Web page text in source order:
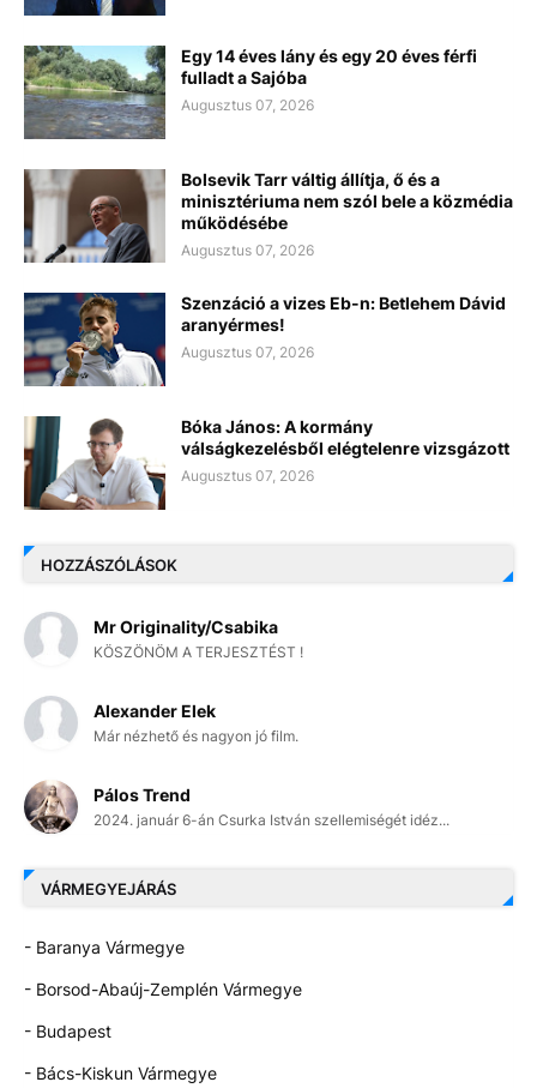
Egy 14 éves lány és egy 20 éves férfi
fulladt a Sajóba
Augusztus 07, 2026
Bolsevik Tarr váltig állítja, ő és a
minisztériuma nem szól bele a közmédia
működésébe
Augusztus 07, 2026
Szenzáció a vizes Eb-n: Betlehem Dávid
aranyérmes!
Augusztus 07, 2026
Bóka János: A kormány
válságkezelésből elégtelenre vizsgázott
Augusztus 07, 2026
HOZZÁSZÓLÁSOK
Mr Originality/Csabika
KÖSZÖNÖM A TERJESZTÉST !
Alexander Elek
Már nézhető és nagyon jó film.
Pálos Trend
2024. január 6-án Csurka István szellemiségét idéz...
VÁRMEGYEJÁRÁS
- Baranya Vármegye
- Borsod-Abaúj-Zemplén Vármegye
- Budapest
- Bács-Kiskun Vármegye